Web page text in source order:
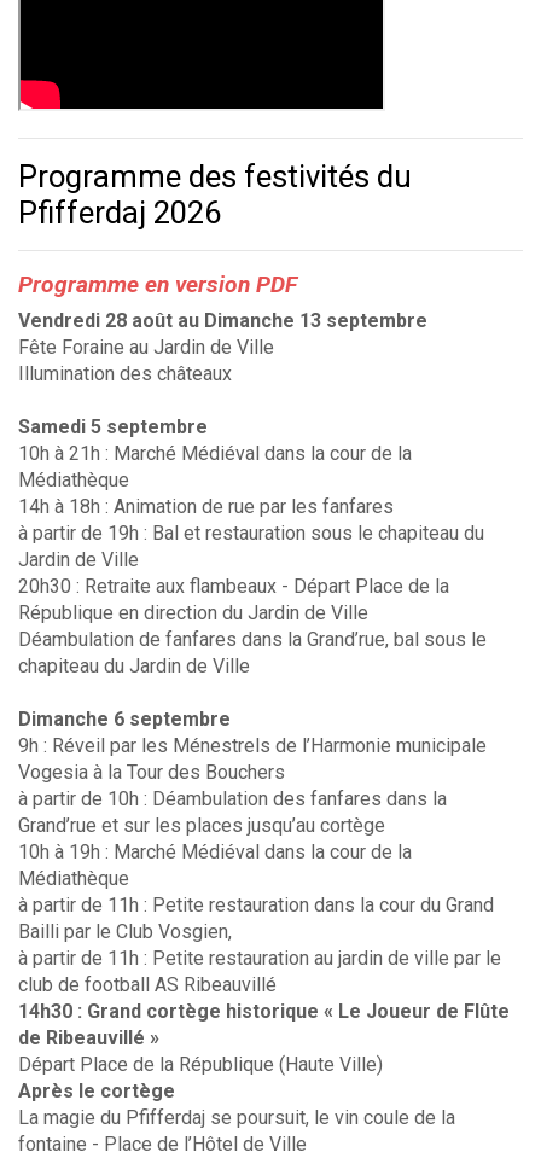
Programme des festivités du
Pfifferdaj 2026
Programme en version PDF
Vendredi 28 août au Dimanche 13 septembre
Fête Foraine au Jardin de Ville
Illumination des châteaux
Samedi 5 septembre
10h à 21h : Marché Médiéval dans la cour de la
Médiathèque
14h à 18h : Animation de rue par les fanfares
à partir de 19h : Bal et restauration sous le chapiteau du
Jardin de Ville
20h30 : Retraite aux flambeaux - Départ Place de la
République en direction du Jardin de Ville
Déambulation de fanfares dans la Grand’rue, bal sous le
chapiteau du Jardin de Ville
Dimanche 6 septembre
9h : Réveil par les Ménestrels de l’Harmonie municipale
Vogesia à la Tour des Bouchers
à partir de 10h : Déambulation des fanfares dans la
Grand’rue et sur les places jusqu’au cortège
10h à 19h : Marché Médiéval dans la cour de la
Médiathèque
à partir de 11h : Petite restauration dans la cour du Grand
Bailli par le Club Vosgien,
à partir de 11h : Petite restauration au jardin de ville par le
club de football AS Ribeauvillé
14h30 : Grand cortège historique « Le Joueur de Flûte
de Ribeauvillé »
Départ Place de la République (Haute Ville)
Après le cortège
La magie du Pfifferdaj se poursuit, le vin coule de la
fontaine - Place de l’Hôtel de Ville